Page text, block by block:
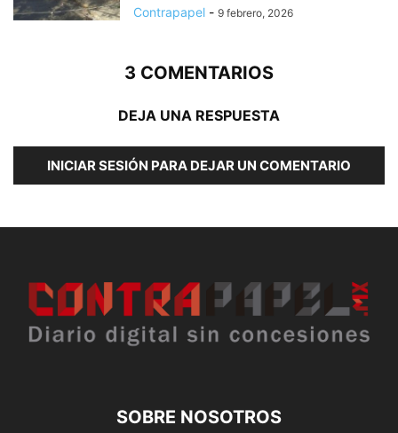
Contrapapel - 9 febrero, 2026
3 COMENTARIOS
DEJA UNA RESPUESTA
INICIAR SESIÓN PARA DEJAR UN COMENTARIO
SOBRE NOSOTROS